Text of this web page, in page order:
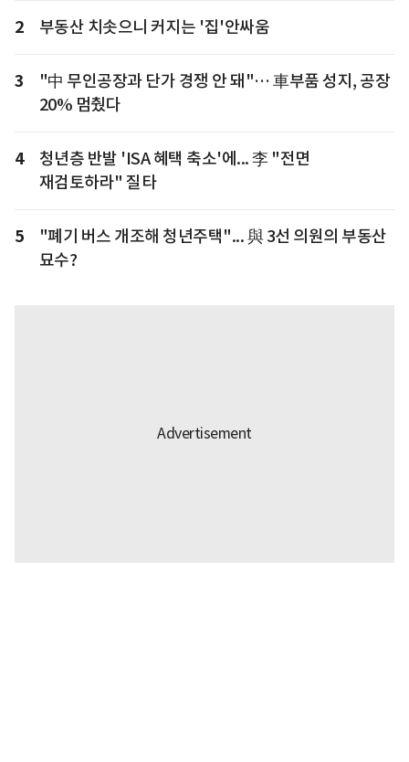
2 부동산 치솟으니 커지는 '집'안싸움
3
"中 무인공장과 단가 경쟁 안 돼"… 車부품 성지, 공장
20% 멈췄다
4
청년층 반발 'ISA 혜택 축소'에... 李 "전면
재검토하라" 질타
5
"폐기 버스 개조해 청년주택"... 與 3선 의원의 부동산
묘수?